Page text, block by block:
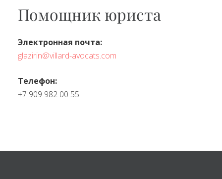
Помощник юриста
Электронная почта:
glazirin@villard-avocats.com
Телефон:
+7 909 982 00 55